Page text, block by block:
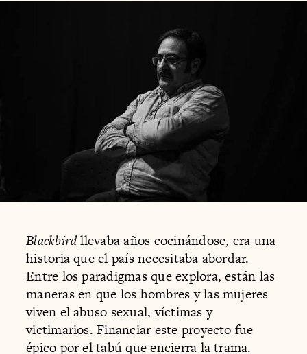
Blackbirdllevaba años cocinándose, era una
historia que el país necesitaba abordar.
Entre los paradigmas que explora, están las
maneras en que los hombres y las mujeres
viven el abuso sexual, víctimas y
victimarios. Financiar este proyecto fue
épico por el tabú que encierra la trama.